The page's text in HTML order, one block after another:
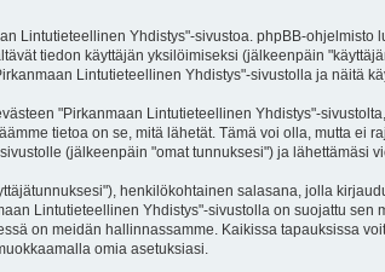
Lintutieteellinen Yhdistys"-sivustoa. phpBB-
tiedon käyttäjän yksilöimiseksi (jälkeenpäin
Lintutieteellinen Yhdistys"-sivustolla ja näitä
"Pirkanmaan Lintutieteellinen Yhdistys"-
tietoa on se, mitä lähetät. Tämä voi olla, mutta ei
(jälkeenpäin "omat tunnuksesi") ja lähettämäsi
henkilökohtainen salasana, jolla
Lintutieteellinen Yhdistys"-sivustolla on suojattu
on meidän hallinnassamme. Kaikissa tapauksissa
omia asetuksiasi.